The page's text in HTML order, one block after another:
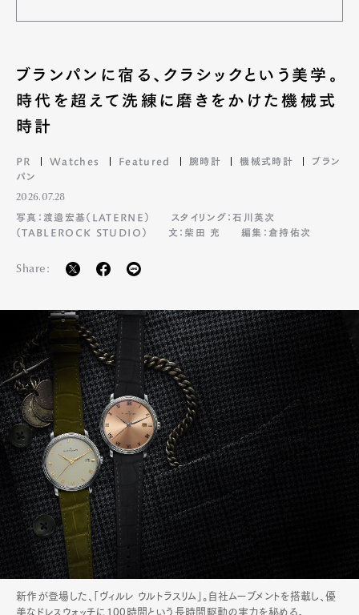
ブランパンに宿る、クラシックという美学。
時代を超えて洗練に磨きをかけた機械式
時計
PR Watches Featured 腕時計 機械式時計
ブラン
パン
2026.07.28
写真：渡邉宏基（LATERNE）
スタイリング：石川英次
（TABLEROCK STUDIO）
文：柴田 充 編集：倉持佑次
Share:
新作が登場した、「ヴィルレ ウルトラスリム」。自社ムーブメントを搭載し、優
美なドレスウォッチに100時間という長時間駆動の実力を秘める。